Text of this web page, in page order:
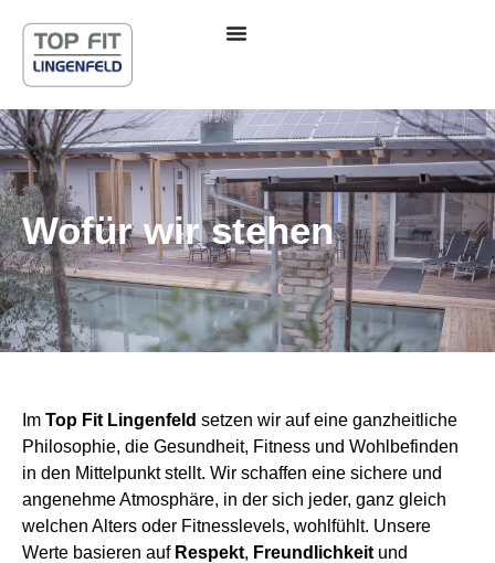
springen
Wofür wir stehen
Im Top Fit Lingenfeld setzen wir auf eine ganzheitliche
Philosophie, die Gesundheit, Fitness und Wohlbefinden
in den Mittelpunkt stellt. Wir schaffen eine sichere und
angenehme Atmosphäre, in der sich jeder, ganz gleich
welchen Alters oder Fitnesslevels, wohlfühlt. Unsere
Werte basieren auf Respekt, Freundlichkeit und